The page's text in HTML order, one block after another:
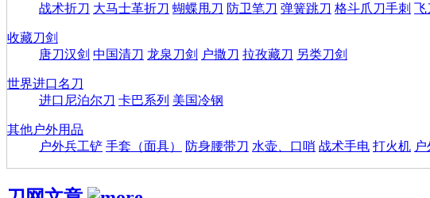
战术折刀 大马士革折刀 蝴蝶甩刀 防卫笔刀 弹簧跳刀 格斗爪刀手刺 飞
收藏刀剑
唐刀汉剑 中国清刀 龙泉刀剑 户撒刀 拉孜藏刀 另类刀剑
世界进口名刀
进口尼泊尔刀 卡巴系列 美国冷钢
其他户外用品
户外兵工铲 手套（面具） 防身腰带刀 水壶、口哨 战术手电 打火机